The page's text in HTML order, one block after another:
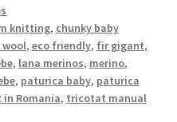
knitting, chunky baby
wool, eco friendly, fir gigant,
, lana merinos, merino,
, paturica baby, paturica
Romania, tricotat manual